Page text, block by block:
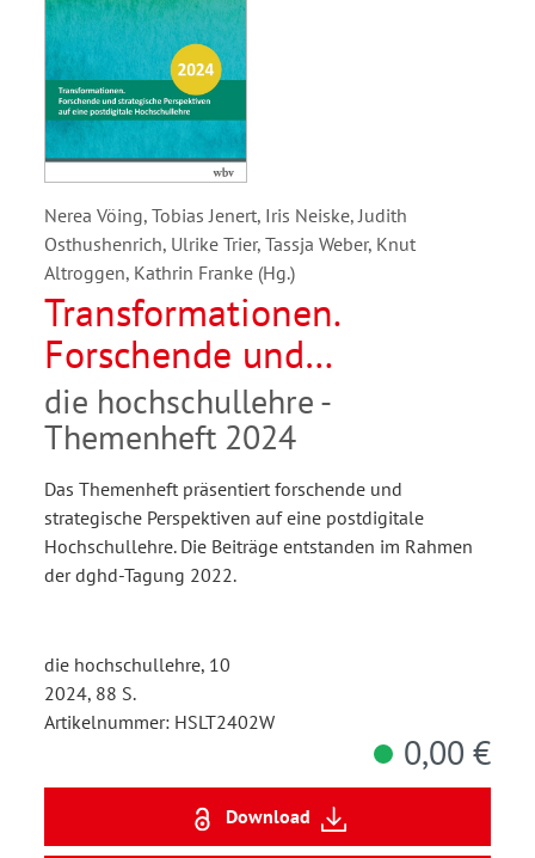
Nerea Vöing, Tobias Jenert, Iris Neiske, Judith
Osthushenrich, Ulrike Trier, Tassja Weber, Knut
Altroggen, Kathrin Franke (Hg.)
Transformationen.
Forschende und
strategische Perspektiven
auf eine postdigitale
Hochschullehre
die hochschullehre -
Themenheft 2024
Das Themenheft präsentiert forschende und
strategische Perspektiven auf eine postdigitale
Hochschullehre. Die Beiträge entstanden im Rahmen
der dghd-Tagung 2022.
die hochschullehre, 10
2024, 88 S.
Artikelnummer: HSLT2402W
0,00 €
Download